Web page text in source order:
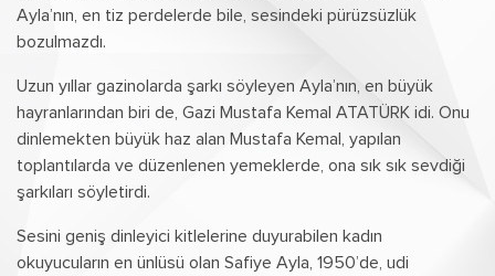
Ayla’nın, en tiz perdelerde bile, sesindeki pürüzsüzlük
bozulmazdı.
Uzun yıllar gazinolarda şarkı söyleyen Ayla’nın, en büyük
hayranlarından biri de, Gazi Mustafa Kemal ATATÜRK idi. Onu
dinlemekten büyük haz alan Mustafa Kemal, yapılan
toplantılarda ve düzenlenen yemeklerde, ona sık sık sevdiği
şarkıları söyletirdi.
Sesini geniş dinleyici kitlelerine duyurabilen kadın
okuyucuların en ünlüsü olan Safiye Ayla, 1950’de, udi